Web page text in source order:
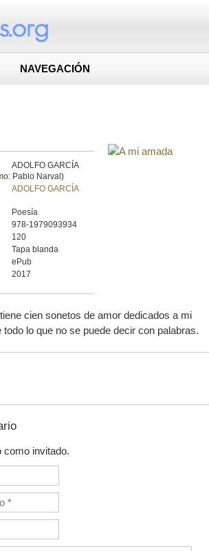
NAVEGACIÓN
ADOLFO GARCÍA
Pablo Narval)
ADOLFO GARCÍA
Poesía
978-1979093934
120
Tapa blanda
ePub
2017
cien sonetos de amor dedicados a mi
lo que no se puede decir con palabras.
como invitado.